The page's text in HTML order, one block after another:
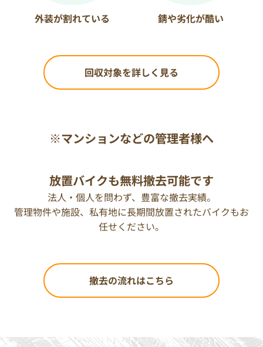
外装が割れている 錆や劣化が酷い
回収対象を詳しく見る
※マンションなどの管理者様へ
放置バイクも無料撤去可能です
法人・個人を問わず、豊富な撤去実績。
管理物件や施設、私有地に長期間放置されたバイクもお
任せください。
撤去の流れはこちら